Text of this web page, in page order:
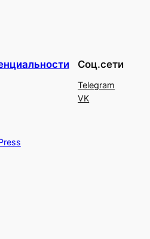
Соц.сети
Telegram
VK